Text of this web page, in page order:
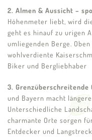
2. Almen & Aussicht –
Höhenmeter liebt, wird
geht es hinauf zu urigen
umliegenden Berge.
wohlverdiente
Biker und Bergliebhaber
3.
und Bayern macht
Unterschiedliche
charmante Orte sorgen
Entdecker und